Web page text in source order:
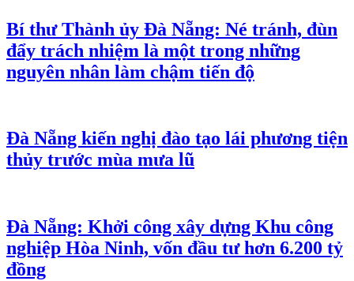
Bí thư Thành ủy Đà Nẵng: Né tránh, đùn
đẩy trách nhiệm là một trong những
nguyên nhân làm chậm tiến độ
Đà Nẵng kiến nghị đào tạo lái phương tiện
thủy trước mùa mưa lũ
Đà Nẵng: Khởi công xây dựng Khu công
nghiệp Hòa Ninh, vốn đầu tư hơn 6.200 tỷ
đồng